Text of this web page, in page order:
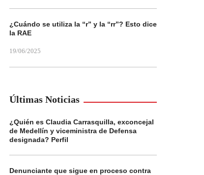
¿Cuándo se utiliza la “r” y la “rr”? Esto dice
la RAE
19/06/2025
Últimas Noticias
¿Quién es Claudia Carrasquilla, exconcejal
de Medellín y viceministra de Defensa
designada? Perfil
Denunciante que sigue en proceso contra